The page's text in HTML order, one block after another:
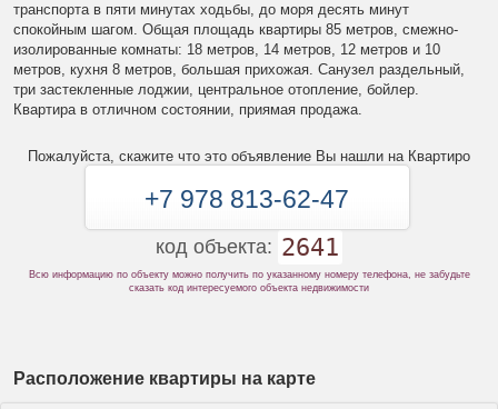
транспорта в пяти минутах ходьбы, до моря десять минут
спокойным шагом. Общая площадь квартиры 85 метров, смежно-
изолированные комнаты: 18 метров, 14 метров, 12 метров и 10
метров, кухня 8 метров, большая прихожая. Санузел раздельный,
три застекленные лоджии, центральное отопление, бойлер.
Квартира в отличном состоянии, приямая продажа.
Пожалуйста, скажите что это объявление Вы нашли на Квартиро
+7 978 813-62-47
код объекта: 2641
Всю информацию по объекту можно получить по указанному номеру телефона, не забудьте
сказать код интересуемого объекта недвижимости
Расположение квартиры на карте